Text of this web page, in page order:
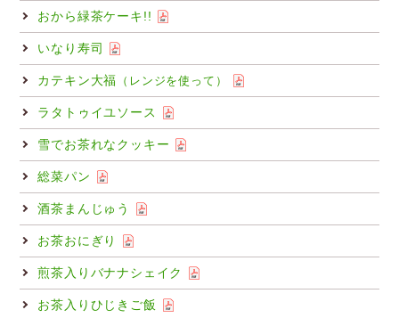
おから緑茶ケーキ!!
いなり寿司
カテキン大福 （レンジを使って）
ラタトゥイユソース
雪でお茶れなクッキー
総菜パン
酒茶まんじゅう
お茶おにぎり
煎茶入りバナナシェイク
お茶入りひじきご飯